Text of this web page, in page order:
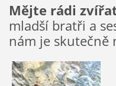
Mějte rádi
mladší bratři a
nám je skutečně